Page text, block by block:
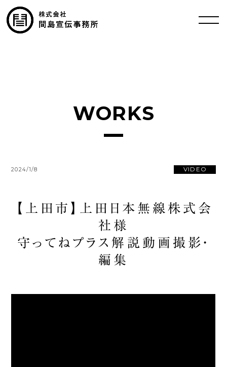
WORKS
2024/1/8 VIDEO
【上田市】上田日本無線株式会
社様
守ってねプラス解説動画撮影・
編集